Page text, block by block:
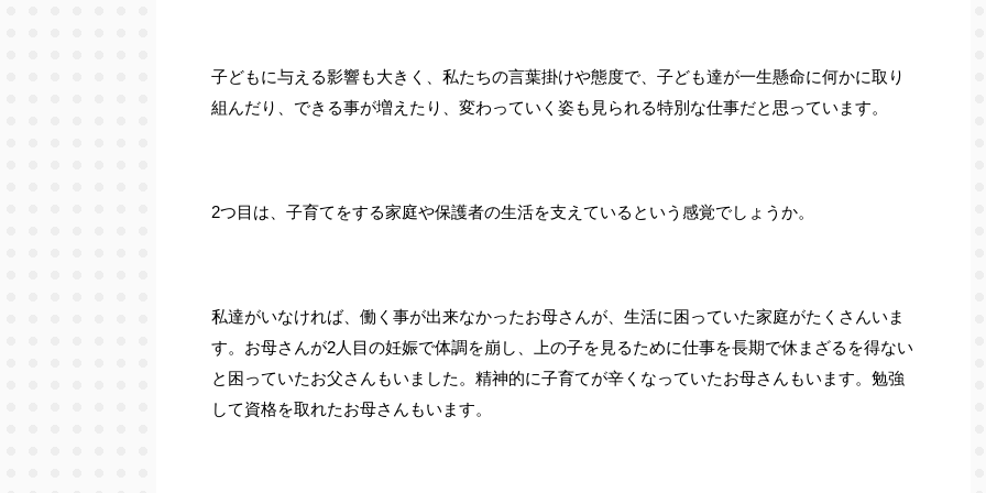
子どもに与える影響も大きく、私たちの言葉掛けや態度で、子ども達が一生懸命に何かに取り
組んだり、できる事が増えたり、変わっていく姿も見られる特別な仕事だと思っています。
2つ目は、子育てをする家庭や保護者の生活を支えているという感覚でしょうか。
私達がいなければ、働く事が出来なかったお母さんが、生活に困っていた家庭がたくさんいま
す。お母さんが2人目の妊娠で体調を崩し、上の子を見るために仕事を長期で休まざるを得ない
と困っていたお父さんもいました。精神的に子育てが辛くなっていたお母さんもいます。勉強
して資格を取れたお母さんもいます。